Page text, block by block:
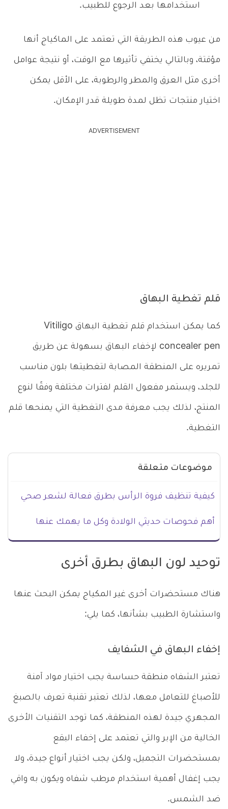
استخدامها بعد الرجوع للطبيب.
من عيوب هذه الطريقة التي تعتمد على الماكياج أنها
مؤقتة، وبالتالي يختفي تأثيرها مع الوقت، أو نتيجة عوامل
أخرى مثل العرق والمطر والرطوبة، على الأقل يمكن
اختيار منتجات تظل لمدة طويلة قدر الإمكان.
ADVERTISEMENT
قلم تغطية البهاق
كما يمكن استخدام قلم تغطية البهاق Vitiligo
concealer pen لإخفاء البهاق بسهولة عن طريق
تمريره على المنطقة المصابة لتغطيتها بلون مناسب
للجلد، ويستمر مفعول القلم لفترات مختلفة وفقًا لنوع
المنتج، لذلك يجب معرفة مدى التغطية التي يمنحها قلم
التغطية.
موضوعات متعلقة
كيفية تنظيف فروة الرأس بطرق فعالة لشعر صحي
أهم فحوصات حديثي الولادة وكل ما يهمك عنها
توحيد لون البهاق بطرق أخرى
هناك مستحضرات أخرى غير المكياج يمكن البحث عنها
واستشارة الطبيب بشأنها، كما يلي:
إخفاء البهاق في الشفايف
تعتبر الشفاه منطقة حساسة يجب اختيار مواد آمنة
للأصباغ للتعامل معها، لذلك تعتبر تقنية تعرف بالصبغ
المجهري جيدة لهذه المنطقة، كما توجد التقنيات الأخرى
الخالية من الإبر والتي تعتمد على إخفاء البقع
بمستحضرات التجميل، ولكن يجب اختيار أنواع جيدة، ولا
يجب إغفال أهمية استخدام مرطب شفاه ويكون به واقي
ضد الشمس.